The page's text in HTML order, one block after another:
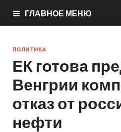
ГЛАВНОЕ МЕНЮ
ПОЛИТИКА
ЕК готова
Венгрии
отказ от
нефти